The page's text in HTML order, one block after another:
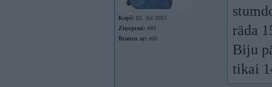
Kopš: 02. Jul 2015
Ziņojumi: 443
Braucu ar: e60
rāda
Biju
tikai